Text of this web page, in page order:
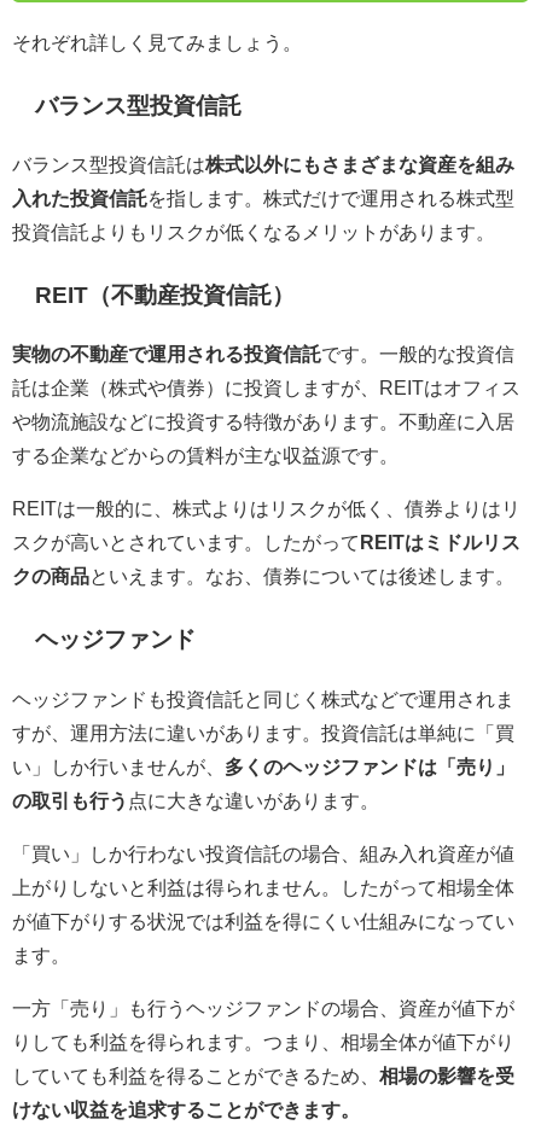
それぞれ詳しく見てみましょう。
バランス型投資信託
バランス型投資信託は株式以外にもさまざまな資産を組み
入れた投資信託を指します。株式だけで運用される株式型
投資信託よりもリスクが低くなるメリットがあります。
REIT（不動産投資信託）
実物の不動産で運用される投資信託です。一般的な投資信
託は企業（株式や債券）に投資しますが、REITはオフィス
や物流施設などに投資する特徴があります。不動産に入居
する企業などからの賃料が主な収益源です。
REITは一般的に、株式よりはリスクが低く、債券よりはリ
スクが高いとされています。したがって REITはミドルリス
クの商品といえます。なお、債券については後述します。
ヘッジファンド
ヘッジファンドも投資信託と同じく株式などで運用されま
すが、運用方法に違いがあります。投資信託は単純に「買
い」しか行いませんが、 多くのヘッジファンドは「売り」
の取引も行う 点に大きな違いがあります。
「買い」しか行わない投資信託の場合、組み入れ資産が値
上がりしないと利益は得られません。したがって相場全体
が値下がりする状況では利益を得にくい仕組みになってい
ます。
一方「売り」も行うヘッジファンドの場合、資産が値下が
りしても利益を得られます。つまり、相場全体が値下がり
していても利益を得ることができるため、 相場の影響を受
けない収益を追求することができます。